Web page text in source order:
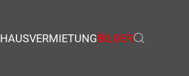
HAUSVERMIETUNGBILDER